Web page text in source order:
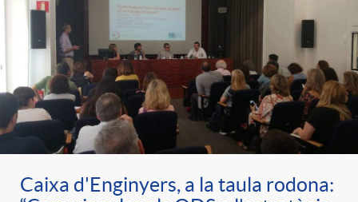
Caixa d'Enginyers, a la taula rodona: